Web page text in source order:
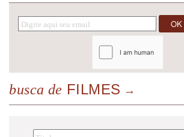
busca de FILMES